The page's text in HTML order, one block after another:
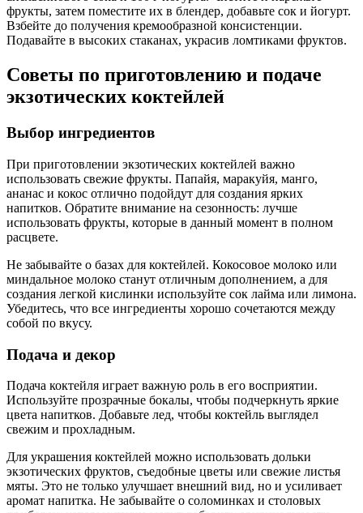
фрукты, затем поместите их в блендер, добавьте сок и йогурт.
Взбейте до получения кремообразной консистенции.
Подавайте в высоких стаканах, украсив ломтиками фруктов.
Советы по приготовлению и подаче
экзотических коктейлей
Выбор ингредиентов
При приготовлении экзотических коктейлей важно
использовать свежие фрукты. Папайя, маракуйя, манго,
ананас и кокос отлично подойдут для создания ярких
напитков. Обратите внимание на сезонность: лучше
использовать фрукты, которые в данный момент в полном
расцвете.
Не забывайте о базах для коктейлей. Кокосовое молоко или
миндальное молоко станут отличным дополнением, а для
создания легкой кислинки используйте сок лайма или лимона.
Убедитесь, что все ингредиенты хорошо сочетаются между
собой по вкусу.
Подача и декор
Подача коктейля играет важную роль в его восприятии.
Используйте прозрачные бокалы, чтобы подчеркнуть яркие
цвета напитков. Добавьте лед, чтобы коктейль выглядел
свежим и прохладным.
Для украшения коктейлей можно использовать дольки
экзотических фруктов, съедобные цветы или свежие листья
мяты. Это не только улучшает внешний вид, но и усиливает
аромат напитка. Не забывайте о соломинках и столовых